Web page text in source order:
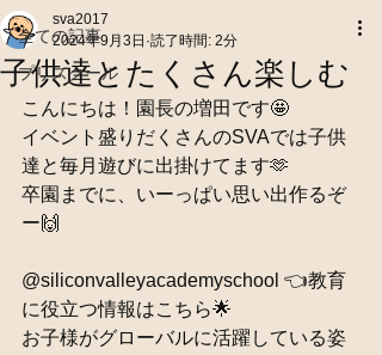
全ての記事
プリスクール
子供達とたくさん楽しむ
sva2017
2024年9月3日 読了時間: 2分
こんにちは！園長の増田です🤩
イベント盛りだくさんのSVAでは子供
達と毎月遊びに出掛けてます🫶
卒園までに、いーっぱい思い出作るぞ
ー🙌
@siliconvalleyacademyschool 👈教育
に役立つ情報はこちら🌟
お子様がグローバルに活躍している姿